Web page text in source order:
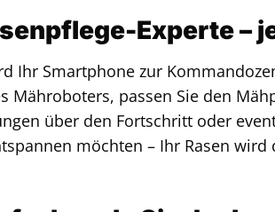
Experte –
Ihr Smartphone zur
Mähroboters, passen Sie den
über den Fortschritt oder
möchten – Ihr Rasen wird